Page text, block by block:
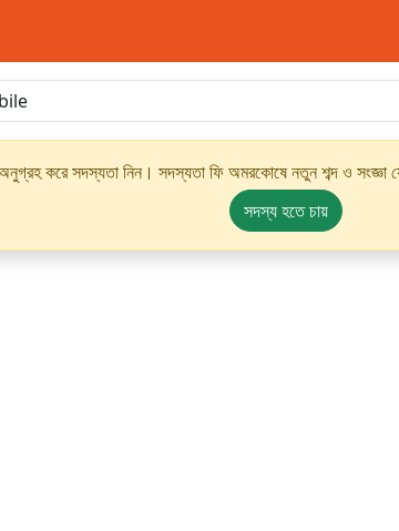
করে সদস্যতা নিন। সদস্যতা ফি অমরকোষে নতুন শব্দ ও সংজ্ঞা
সদস্য হতে চায়